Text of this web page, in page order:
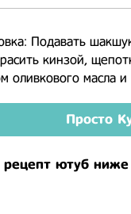
Подавать
кинзой,
оливкового масла
Просто
рецепт ютуб ниже